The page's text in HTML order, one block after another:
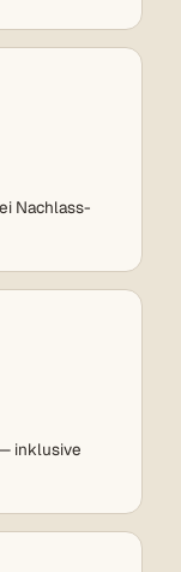
Nachlass-
inklusive